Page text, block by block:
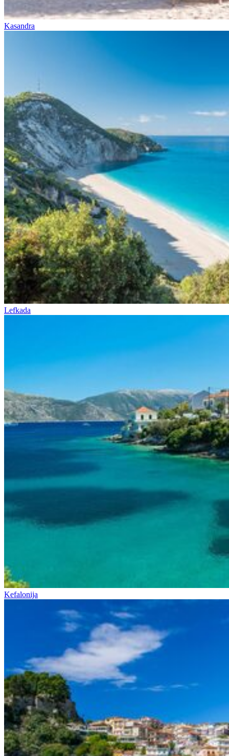
Kasandra
Lefkada
Kefalonija